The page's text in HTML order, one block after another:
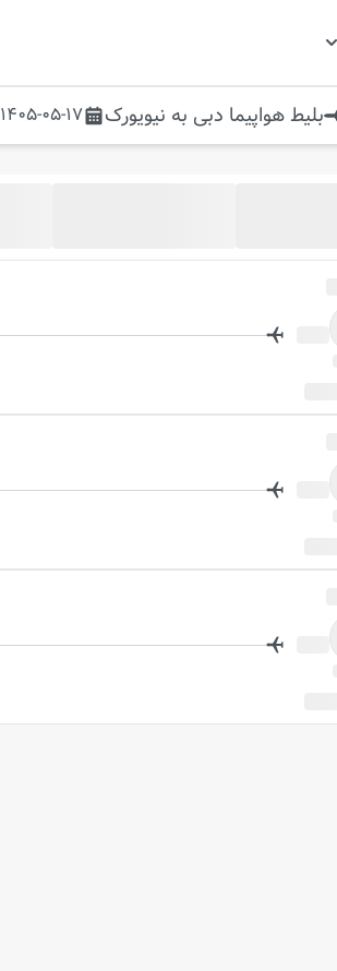
بلیط هواپیما دبی به نیویورک 1405-05-17